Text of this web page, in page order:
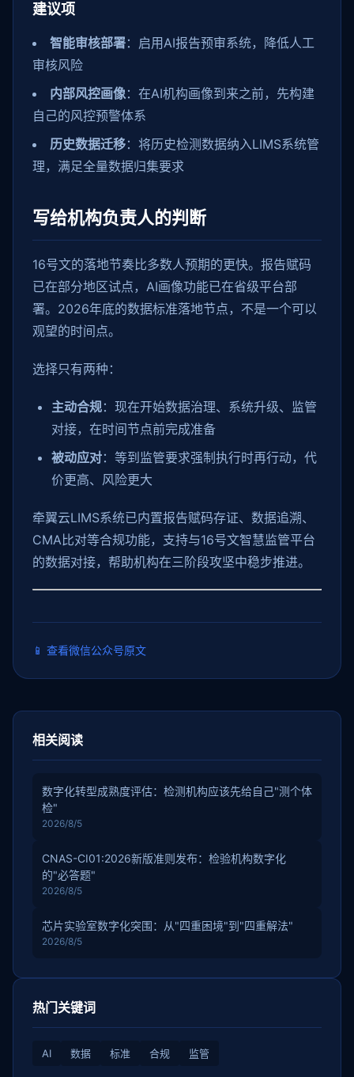
建议项
智能审核部署：启用AI报告预审系统，降低人工
审核风险
内部风控画像：在AI机构画像到来之前，先构建
自己的风控预警体系
历史数据迁移：将历史检测数据纳入LIMS系统管
理，满足全量数据归集要求
写给机构负责人的判断
16号文的落地节奏比多数人预期的更快。报告赋码
已在部分地区试点，AI画像功能已在省级平台部
署。2026年底的数据标准落地节点，不是一个可以
观望的时间点。
选择只有两种：
主动合规：现在开始数据治理、系统升级、监管
对接，在时间节点前完成准备
被动应对：等到监管要求强制执行时再行动，代
价更高、风险更大
牵翼云LIMS系统已内置报告赋码存证、数据追溯、
CMA比对等合规功能，支持与16号文智慧监管平台
的数据对接，帮助机构在三阶段攻坚中稳步推进。
📱 查看微信公众号原文
相关阅读
数字化转型成熟度评估：检测机构应该先给自己"测个体
检"
2026/8/5
CNAS-CI01:2026新版准则发布：检验机构数字化
的"必答题"
2026/8/5
芯片实验室数字化突围：从"四重困境"到"四重解法"
2026/8/5
热门关键词
AI 数据 标准 合规 监管